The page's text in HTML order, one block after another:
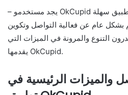
– يجد مستخدمو OkCupid في الخليج تجربة استخدام التطبيق سهلة
عام عن فعالية التواصل وتكوين
التنوع والمرونة في الميزات التي
يقدمها OkCupid.
والميزات الرئيسية في